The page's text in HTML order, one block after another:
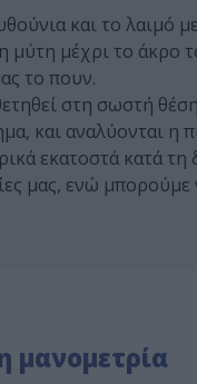
και το λαιμό
μύτη μέχρι το
το πουν.
στη σωστή θέση,
και αναλύονται
εκατοστά κατά
μας, ενώ
μανομετρία